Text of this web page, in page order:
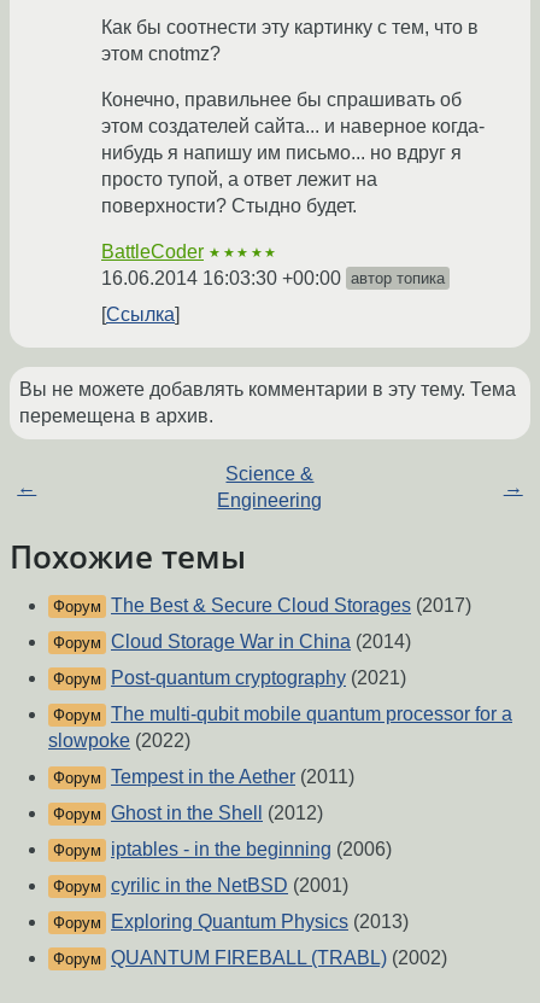
Как бы соотнести эту картинку с тем, что в
этом cnotmz?
Конечно, правильнее бы спрашивать об
этом создателей сайта... и наверное когда-
нибудь я напишу им письмо... но вдруг я
просто тупой, а ответ лежит на
поверхности? Стыдно будет.
BattleCoder ★★★★★
16.06.2014 16:03:30 +00:00 автор топика
Ссылка
Вы не можете добавлять комментарии в эту тему. Тема
перемещена в архив.
←
Science &
Engineering
→
Похожие темы
Форум The Best & Secure Cloud Storages (2017)
Форум Cloud Storage War in China (2014)
Форум Post-quantum cryptography (2021)
Форум The multi-qubit mobile quantum processor for a
slowpoke (2022)
Форум Tempest in the Aether (2011)
Форум Ghost in the Shell (2012)
Форум iptables - in the beginning (2006)
Форум cyrilic in the NetBSD (2001)
Форум Exploring Quantum Physics (2013)
Форум QUANTUM FIREBALL (TRABL) (2002)